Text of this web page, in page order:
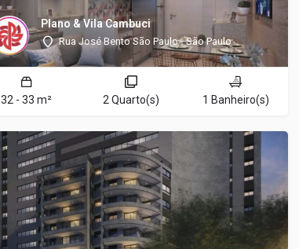
Plano & Vila Cambuci
Rua José Bento São Paulo - São Paulo
32 - 33 m² 2 Quarto(s) 1 Banheiro(s)